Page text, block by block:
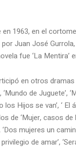
1963, en el
por Juan José
fue ‘La Mentira’
en otros dramas
‘Mundo de Juguete’,
los Hijos se van’, ‘ El
de ‘Mujer, casos de
mujeres un
de amar’,